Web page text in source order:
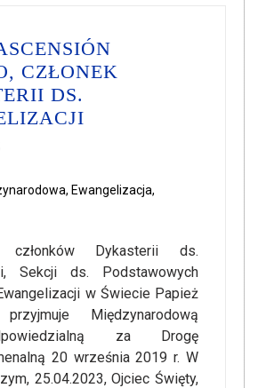
CZŁONEK
DS.
, Ewangelizacja,
członków Dykasterii ds.
Sekcji ds. Podstawowych
w Świecie Papież
Międzynarodową
za Drogę
20 września 2019 r. W
25.04.2023, Ojciec Święty,